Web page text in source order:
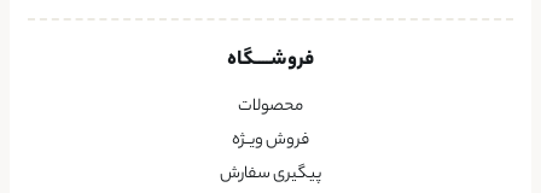
فروشــــگاه
محصولات
فروش ویــژه
پیگیری سفارش